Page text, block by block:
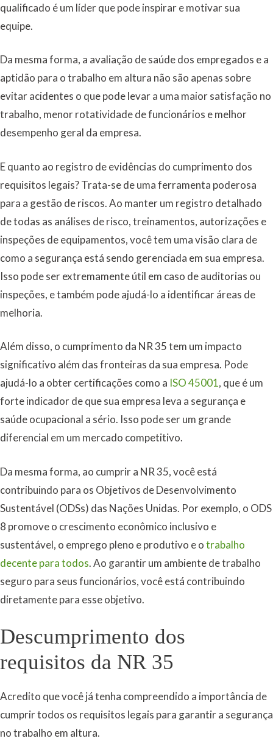
qualificado é um líder que pode inspirar e motivar sua
equipe.
Da mesma forma, a avaliação de saúde dos empregados e a
aptidão para o trabalho em altura não são apenas sobre
evitar acidentes o que pode levar a uma maior satisfação no
trabalho, menor rotatividade de funcionários e melhor
desempenho geral da empresa.
E quanto ao registro de evidências do cumprimento dos
requisitos legais? Trata-se de uma ferramenta poderosa
para a gestão de riscos. Ao manter um registro detalhado
de todas as análises de risco, treinamentos, autorizações e
inspeções de equipamentos, você tem uma visão clara de
como a segurança está sendo gerenciada em sua empresa.
Isso pode ser extremamente útil em caso de auditorias ou
inspeções, e também pode ajudá-lo a identificar áreas de
melhoria.
Além disso, o cumprimento da NR 35 tem um impacto
significativo além das fronteiras da sua empresa. Pode
ajudá-lo a obter certificações como a ISO 45001, que é um
forte indicador de que sua empresa leva a segurança e
saúde ocupacional a sério. Isso pode ser um grande
diferencial em um mercado competitivo.
Da mesma forma, ao cumprir a NR 35, você está
contribuindo para os Objetivos de Desenvolvimento
Sustentável (ODSs) das Nações Unidas. Por exemplo, o ODS
8 promove o crescimento econômico inclusivo e
sustentável, o emprego pleno e produtivo e otrabalho
decente para todos. Ao garantir um ambiente de trabalho
seguro para seus funcionários, você está contribuindo
diretamente para esse objetivo.
Descumprimento dos
requisitos da NR 35
Acredito que você já tenha compreendido a importância de
cumprir todos os requisitos legais para garantir a segurança
no trabalho em altura.